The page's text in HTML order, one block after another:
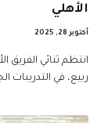
الأهلي
أكتوبر 28, 2025
انتظم ثنائي الفريق
ربيع، في التدريبات